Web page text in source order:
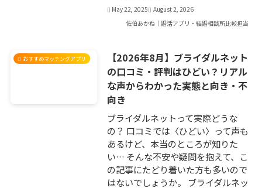
May 22, 2025
August 2, 2026
佐伯あかね｜婚活アプリ・結婚相談所比較担当
おすすめマッチングアプリ
【2026年8月】ブライダルネット
の口コミ・評判はひどい？リアル
な声からわかった実態と向き・不
向き
ブライダルネットって実際どうな
の？ 口コミでは〈ひどい〉って声も
あるけど、本当のところが知りた
い… そんな不安や疑問を抱えて、こ
の記事にたどり着いた方も多いので
はないでしょうか。 ブライダルネッ